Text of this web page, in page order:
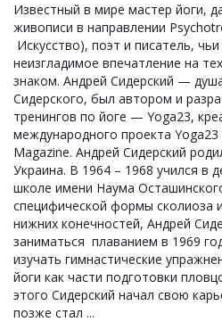
Известный в мире мастер йоги,
живописи в направлении
Искусство), поэт и писатель,
неизгладимое впечатление на
знаком. Андрей Сидерский —
Сидерского, был автором и
тренингов по йоге — Yoga23,
международного проекта Yoga23
Magazine. Андрей Сидерский
Украина. В 1964 – 1968 учился в
школе имени Наума
специфической формы сколиоза
нижних конечностей, Андрей
заниматься плаванием в 1969
изучать гимнастические
йоги как части подготовки
этого Сидерский начал свою
позже стал ...